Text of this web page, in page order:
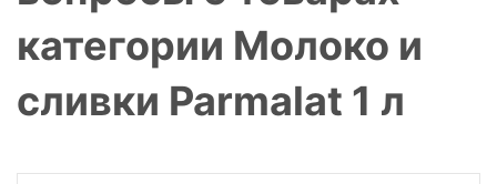
категории Молоко и
сливки Parmalat 1 л